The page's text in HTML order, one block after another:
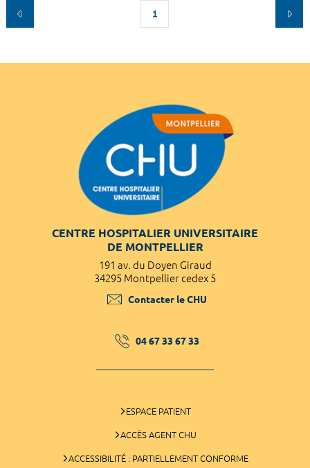
1
CENTRE HOSPITALIER UNIVERSITAIRE
DE MONTPELLIER
191 av. du Doyen Giraud
34295 Montpellier cedex 5
Contacter le CHU
04 67 33 67 33
ESPACE PATIENT
ACCÈS AGENT CHU
ACCESSIBILITÉ : PARTIELLEMENT CONFORME